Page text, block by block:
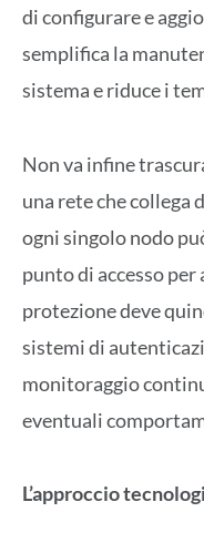
di configurare e
semplifica la
sistema e riduce i
Non va infine
una rete che collega
ogni singolo nodo
punto di accesso
protezione deve
sistemi di
monitoraggio
eventuali
L’approccio